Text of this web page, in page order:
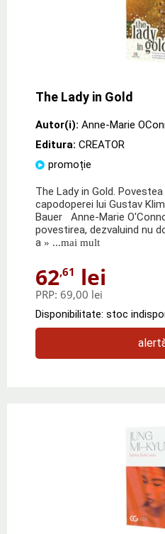
The Lady in Gold
Autor(i): Anne-Marie
Editura: CREATOR
promoție
The Lady in Gold.
capodoperei lui Gustav
Bauer Anne-Marie
povestirea, dezvaluind nu
a » ...mai mult
62,61 lei
PRP: 69,00 lei
Disponibilitate: stoc